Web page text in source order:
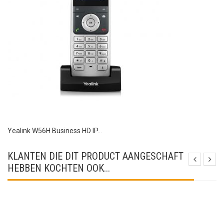
Yealink W56H Business HD IP...
KLANTEN DIE DIT PRODUCT AANGESCHAFT
HEBBEN KOCHTEN OOK...